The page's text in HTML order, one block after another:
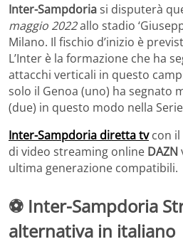
Inter-Sampdoriasi disputerà
maggio 2022allo stadio
Milano. Il fischio d’inizio è
L’Inter è la formazione che ha
attacchi verticali in questo
solo il Genoa (uno) ha segnato
(due) in questo modo nella
Inter-Sampdoria diretta tvcon il
di video streaming online DAZN
ultima generazione compatibili.
⚽ Inter-Sampdoria
alternativa in italiano